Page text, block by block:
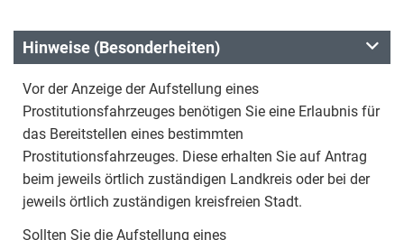
Hinweise (Besonderheiten)
Vor der Anzeige der Aufstellung eines
Prostitutionsfahrzeuges benötigen Sie eine Erlaubnis für
das Bereitstellen eines bestimmten
Prostitutionsfahrzeuges. Diese erhalten Sie auf Antrag
beim jeweils örtlich zuständigen Landkreis oder bei der
jeweils örtlich zuständigen kreisfreien Stadt.
Sollten Sie die Aufstellung eines